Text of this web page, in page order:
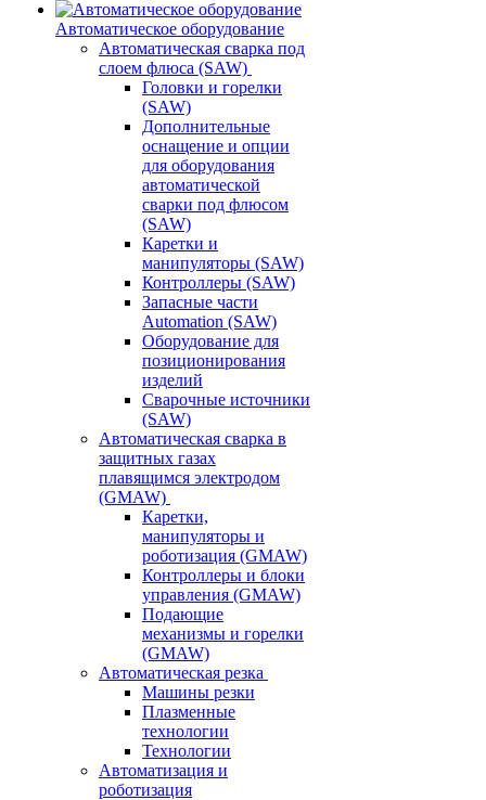
Автоматическое оборудование
Автоматическая сварка под
слоем флюса (SAW)
Головки и горелки
(SAW)
Дополнительные
оснащение и опции
для оборудования
автоматической
сварки под флюсом
(SAW)
Каретки и
манипуляторы (SAW)
Контроллеры (SAW)
Запасные части
Automation (SAW)
Оборудование для
позиционирования
изделий
Сварочные источники
(SAW)
Автоматическая сварка в
защитных газах
плавящимся электродом
(GMAW)
Каретки,
манипуляторы и
роботизация (GMAW)
Контроллеры и блоки
управления (GMAW)
Подающие
механизмы и горелки
(GMAW)
Автоматическая резка
Машины резки
Плазменные
технологии
Технологии
Автоматизация и
роботизация